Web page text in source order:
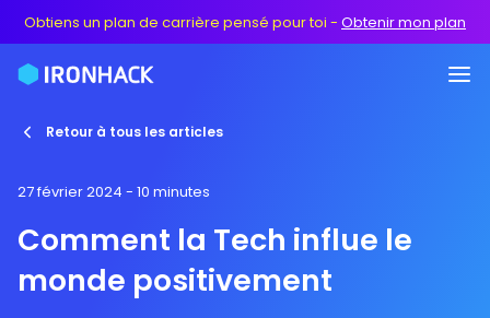
Obtiens un plan de carrière pensé pour toi - Obtenir mon plan
Retour à tous les articles
27 février 2024 - 10 minutes
Comment la Tech influe le
monde positivement